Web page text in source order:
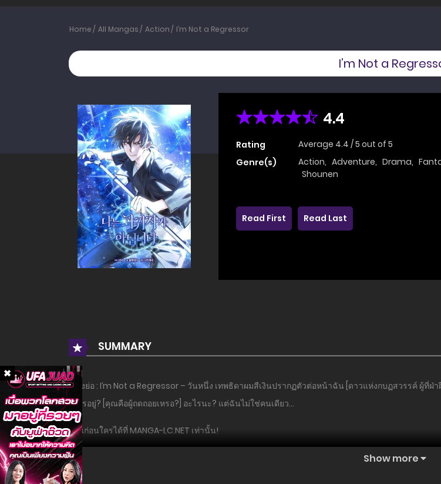
Home All Mangas Action I’m Not a Regressor
I’m Not a
4.4
Rating Average 4.4 /5 out of 5
Genre(s)
Action, Adventure, Drama,
Shounen
Read First
Read Last
SUMMARY
เรื่องย่อ : I’m Not a Regressor – วันหนึ่ง เทพธิดาผมสีเงินปรากฏตัวต่อหน้าฉัน [ดาวแห่งกบฏสวรรค์ ผู้
อะไรอยู่? [คุณคือผู้ถดถอยเหรอ?] อะไรนะ? แต่ฉันไม่ใช่คนเดียว…
อ่านก่อนใครได้ที่ MANGA-LC.NET เท่านั้น!
Show more